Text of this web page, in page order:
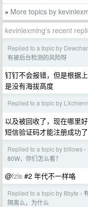
» More topics by
kevinlexming's recent
Replied to a topic by
有被后台检测的风险呀
钉钉不会报错，但是根据
是没有海拔高度
Replied to a topic by
以及被回收了，现在哪里
短信验证码才能注册成功了
Replied to a topic by billows ›
80W，你们怎么看？
@fzls #2 年代不一样咯
Replied to a topic by 8byte ›
隔离么，为什么